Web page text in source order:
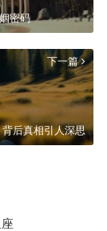
密码
下一篇
后真相引人深思